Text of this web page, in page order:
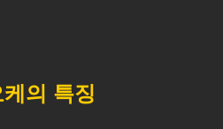
의 특징